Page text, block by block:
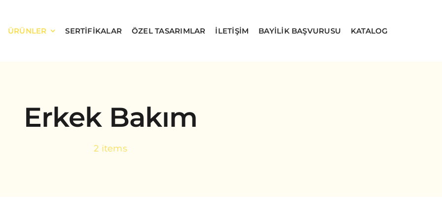
ÜRÜNLER SERTIFIKALAR ÖZEL TASARIMLAR İLETİŞİM BAYİLİK BAŞVURUSU KATALOG
Erkek Bakım
2 items